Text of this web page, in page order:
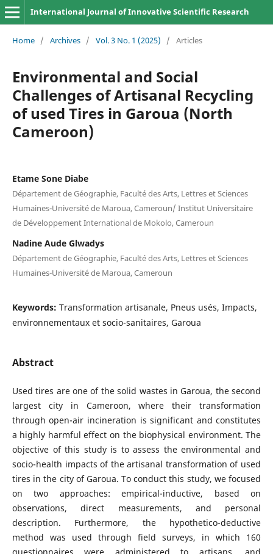
International Journal of Innovative Scientific Research
Home / Archives / Vol. 3 No. 1 (2025) / Articles
Environmental and Social
Challenges of Artisanal Recycling
of used Tires in Garoua (North
Cameroon)
Etame Sone Diabe
Département de Géographie, Faculté des Arts, Lettres et Sciences
Humaines-Université de Maroua, Cameroun/ Institut Universitaire
de Développement International de Mokolo, Cameroun
Nadine Aude Glwadys
Département de Géographie, Faculté des Arts, Lettres et Sciences
Humaines-Université de Maroua, Cameroun
Keywords: Transformation artisanale, Pneus usés, Impacts,
environnementaux et socio-sanitaires, Garoua
Abstract
Used tires are one of the solid wastes in Garoua, the second
largest city in Cameroon, where their transformation
through open-air incineration is significant and constitutes
a highly harmful effect on the biophysical environment. The
objective of this study is to assess the environmental and
socio-health impacts of the artisanal transformation of used
tires in the city of Garoua. To conduct this study, we focused
on two approaches: empirical-inductive, based on
observations, direct measurements, and personal
description. Furthermore, the hypothetico-deductive
method was used through field surveys, in which 160